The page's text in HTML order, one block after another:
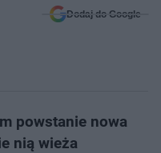
Dodaj do Google
powstanie nowa
nią wieża